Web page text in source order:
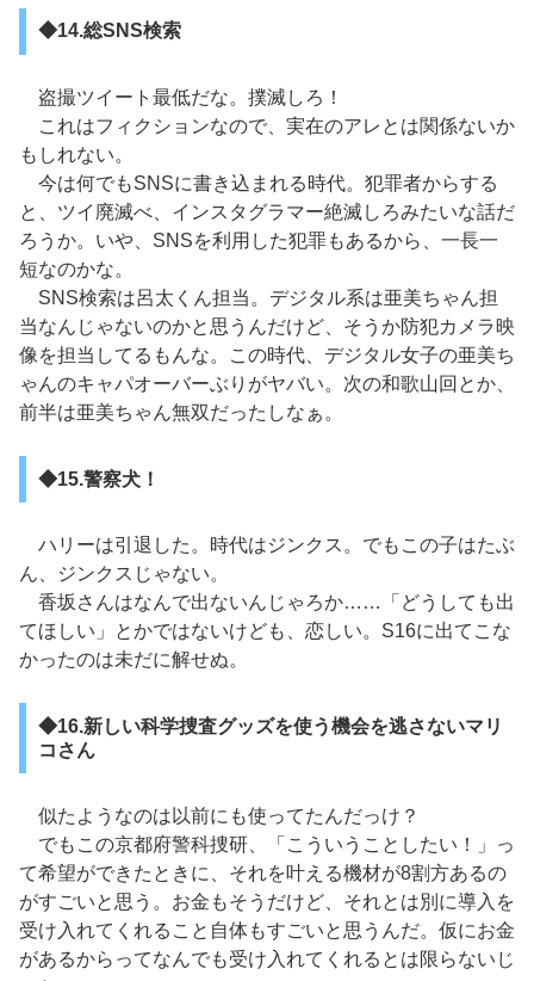
◆14.総SNS検索
盗撮ツイート最低だな。撲滅しろ！
これはフィクションなので、実在のアレとは関係ないか
もしれない。
今は何でもSNSに書き込まれる時代。犯罪者からする
と、ツイ廃滅べ、インスタグラマー絶滅しろみたいな話だ
ろうか。いや、SNSを利用した犯罪もあるから、一長一
短なのかな。
SNS検索は呂太くん担当。デジタル系は亜美ちゃん担
当なんじゃないのかと思うんだけど、そうか防犯カメラ映
像を担当してるもんな。この時代、デジタル女子の亜美ち
ゃんのキャパオーバーぶりがヤバい。次の和歌山回とか、
前半は亜美ちゃん無双だったしなぁ。
◆15.警察犬！
ハリーは引退した。時代はジンクス。でもこの子はたぶ
ん、ジンクスじゃない。
香坂さんはなんで出ないんじゃろか……「どうしても出
てほしい」とかではないけども、恋しい。S16に出てこな
かったのは未だに解せぬ。
◆16.新しい科学捜査グッズを使う機会を逃さないマリ
コさん
似たようなのは以前にも使ってたんだっけ？
でもこの京都府警科捜研、「こういうことしたい！」っ
て希望ができたときに、それを叶える機材が8割方あるの
がすごいと思う。お金もそうだけど、それとは別に導入を
受け入れてくれること自体もすごいと思うんだ。仮にお金
があるからってなんでも受け入れてくれるとは限らないじ